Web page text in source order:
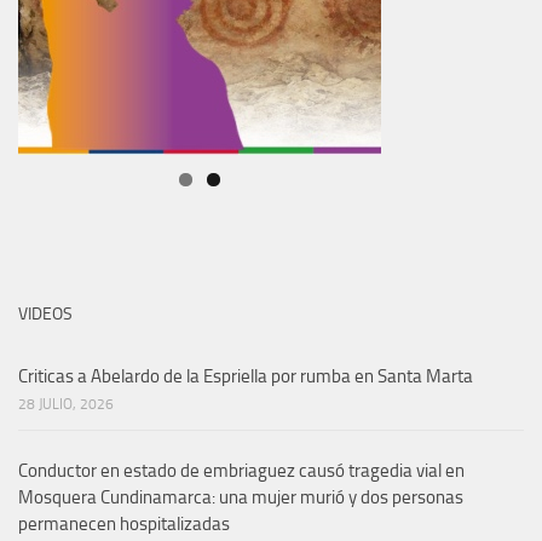
VIDEOS
Criticas a Abelardo de la Espriella por rumba en Santa Marta
28 JULIO, 2026
Conductor en estado de embriaguez causó tragedia vial en
Mosquera Cundinamarca: una mujer murió y dos personas
permanecen hospitalizadas